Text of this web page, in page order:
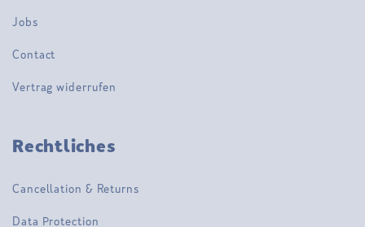
Jobs
Contact
Vertrag widerrufen
Rechtliches
Cancellation & Returns
Data Protection